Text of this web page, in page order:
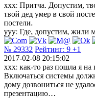
ххх: Притча. Допустим,
твой дед умер в свой
постели.
ууу: Где, допустим, жили
№ 29332 Рейтинг: 9 +1
2017-02-08 20:15:02
xxx: как-то раз пошла я
Включаться системы
дому дозвониться не
презентацию…